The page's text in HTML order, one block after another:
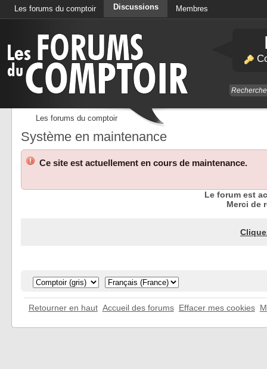
Les forums du comptoir Discussions Membres
Les forums du comptoir
Système en maintenance
Ce site est actuellement en cours de maintenance.
Le forum est
Merci de
Retourner en haut Accueil des forums Effacer mes cookies